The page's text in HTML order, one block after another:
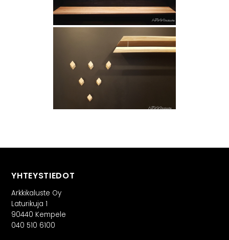
YHTEYSTIEDOT
Arkkikaluste Oy
Laturikuja 1
90440 Kempele
040 510 6100